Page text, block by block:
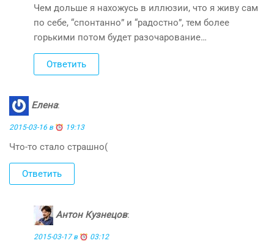
Чем дольше я нахожусь в иллюзии, что я живу сам
по себе, “спонтанно” и “радостно”, тем более
горькими потом будет разочарование…
Ответить
Елена:
2015-03-16 в 19:13
Что-то стало страшно(
Ответить
Антон Кузнецов:
2015-03-17 в 03:12